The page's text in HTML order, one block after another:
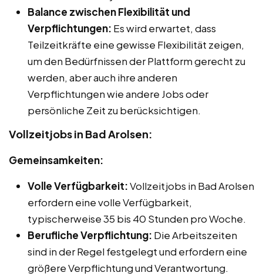
Balance zwischen Flexibilität und
Verpflichtungen: Es wird erwartet, dass
Teilzeitkräfte eine gewisse Flexibilität zeigen,
um den Bedürfnissen der Plattform gerecht zu
werden, aber auch ihre anderen
Verpflichtungen wie andere Jobs oder
persönliche Zeit zu berücksichtigen.
Vollzeitjobs in Bad Arolsen:
Gemeinsamkeiten:
Volle Verfügbarkeit:Vollzeitjobs in Bad Arolsen
erfordern eine volle Verfügbarkeit,
typischerweise 35 bis 40 Stunden pro Woche.
Berufliche Verpflichtung: Die Arbeitszeiten
sind in der Regel festgelegt und erfordern eine
größere Verpflichtung und Verantwortung.